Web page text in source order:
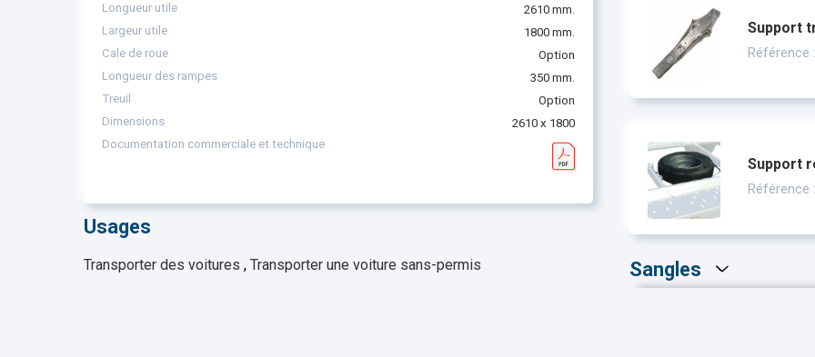
Longueur utile
2610 mm.
Largeur utile
1800 mm.
Cale de roue
Option
Longueur des rampes
350 mm.
Treuil
Option
Dimensions
2610 x 1800
Documentation commerciale et technique
Usages
Transporter des voitures , Transporter une voiture sans-permis
Support
Référence
Support
Référence
Sangles